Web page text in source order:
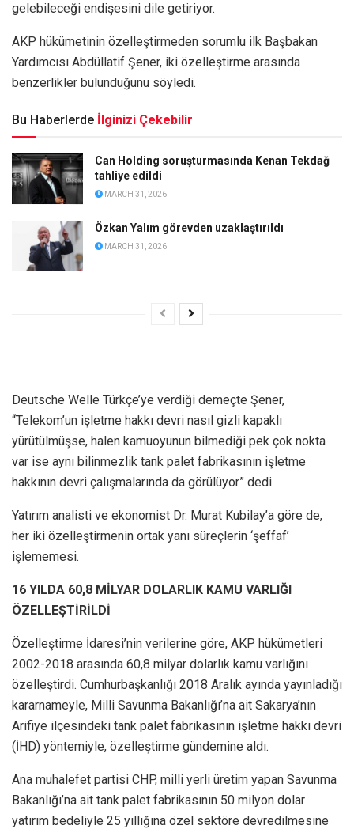
gelebileceği endişesini dile getiriyor.
AKP hükümetinin özelleştirmeden sorumlu ilk Başbakan
Yardımcısı Abdüllatif Şener, iki özelleştirme arasında
benzerlikler bulunduğunu söyledi.
Bu Haberlerde İlginizi Çekebilir
Can Holding soruşturmasında Kenan Tekdağ
tahliye edildi
MARCH 31, 2026
Özkan Yalım görevden uzaklaştırıldı
MARCH 31, 2026
Deutsche Welle Türkçe’ye verdiği demeçte Şener,
“Telekom’un işletme hakkı devri nasıl gizli kapaklı
yürütülmüşse, halen kamuoyunun bilmediği pek çok nokta
var ise aynı bilinmezlik tank palet fabrikasının işletme
hakkının devri çalışmalarında da görülüyor” dedi.
Yatırım analisti ve ekonomist Dr. Murat Kubilay’a göre de,
her iki özelleştirmenin ortak yanı süreçlerin ‘şeffaf’
işlememesi.
16 YILDA 60,8 MİLYAR DOLARLIK KAMU VARLIĞI
ÖZELLEŞTİRİLDİ
Özelleştirme İdaresi’nin verilerine göre, AKP hükümetleri
2002-2018 arasında 60,8 milyar dolarlık kamu varlığını
özelleştirdi. Cumhurbaşkanlığı 2018 Aralık ayında yayınladığı
kararnameyle, Milli Savunma Bakanlığı’na ait Sakarya’nın
Arifiye ilçesindeki tank palet fabrikasının işletme hakkı devri
(İHD) yöntemiyle, özelleştirme gündemine aldı.
Ana muhalefet partisi CHP, milli yerli üretim yapan Savunma
Bakanlığı’na ait tank palet fabrikasının 50 milyon dolar
yatırım bedeliyle 25 yıllığına özel sektöre devredilmesine